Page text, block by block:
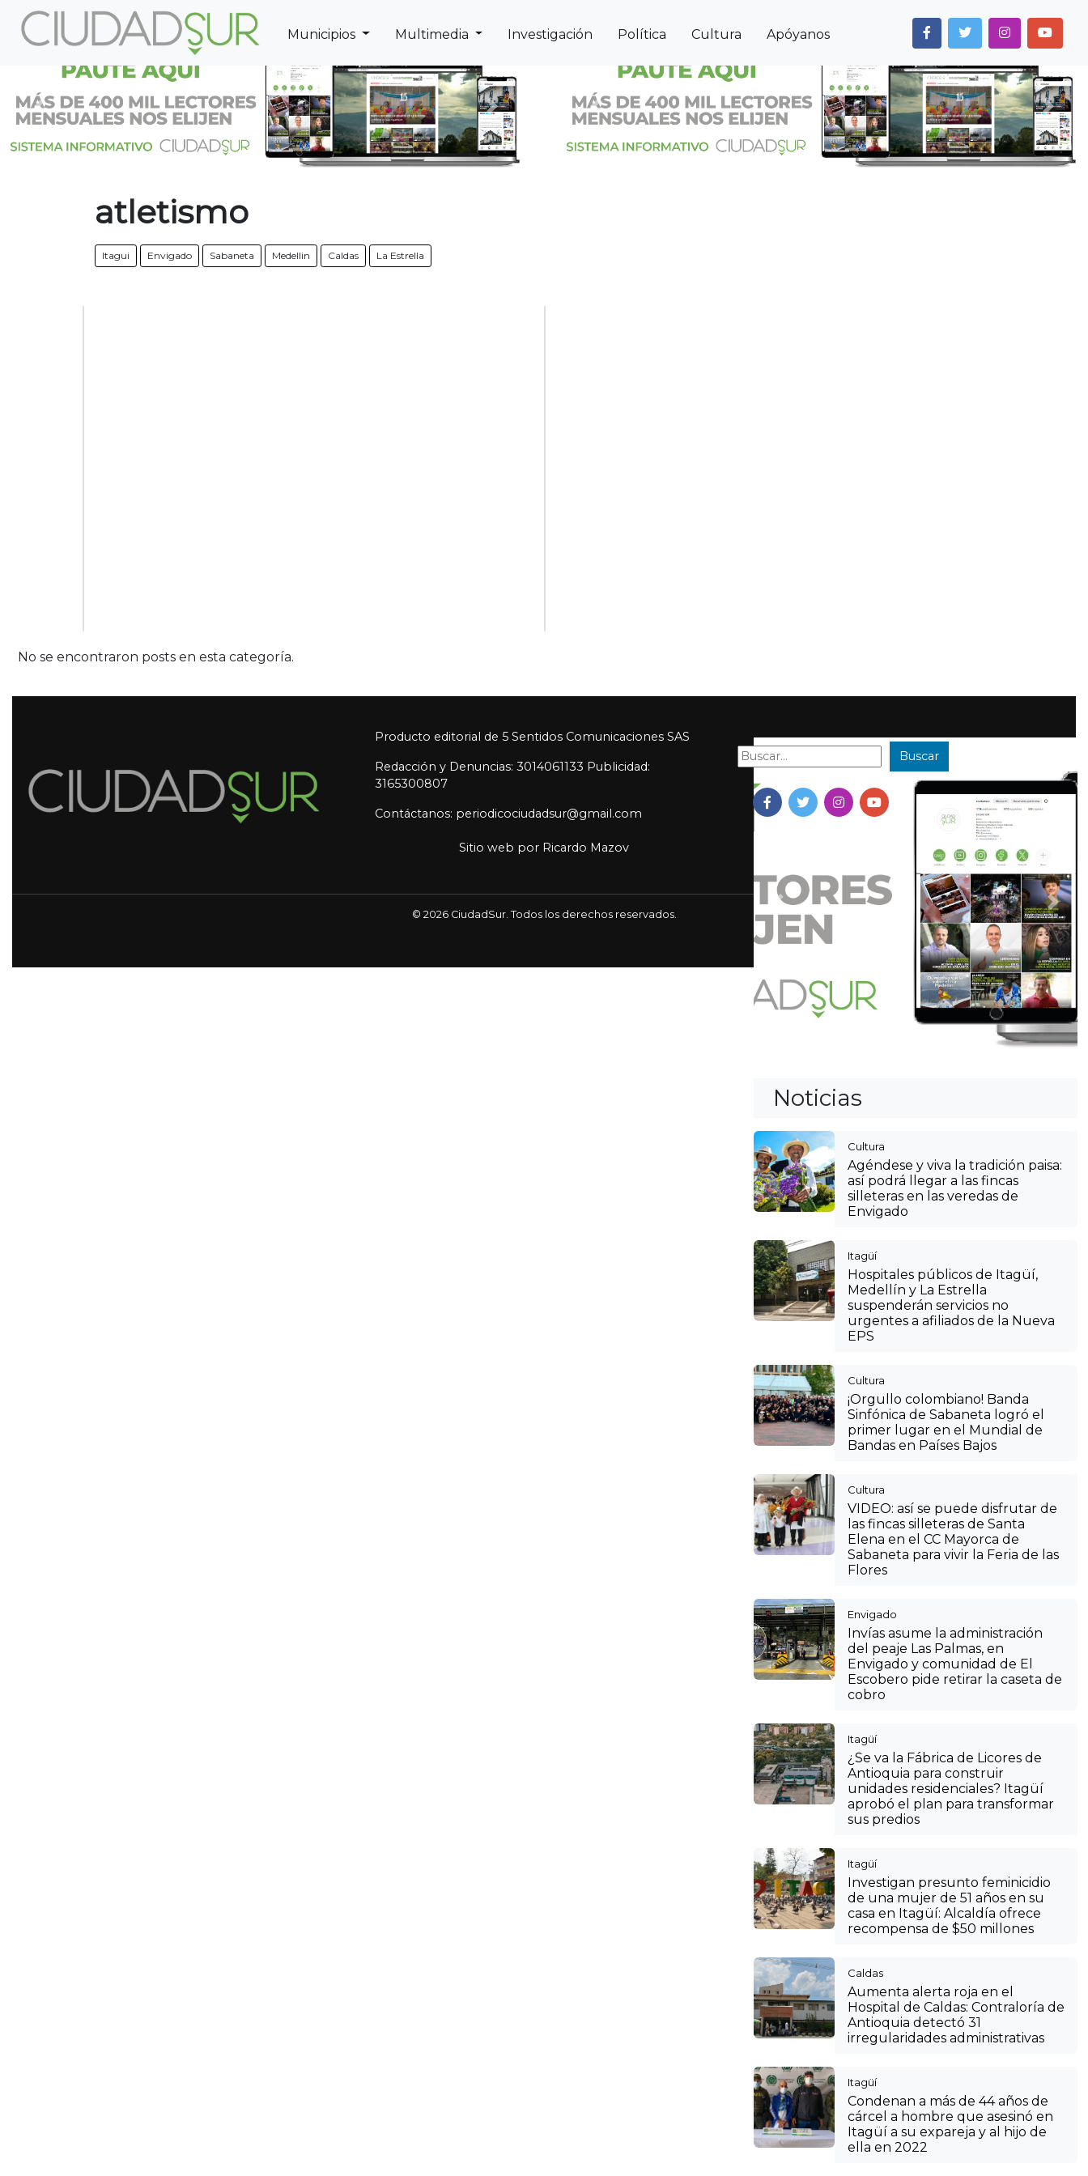
Municipios Multimedia Investigación Política Cultura Apóyanos
Previous Next Previous Next
atletismo
Itagui Envigado Sabaneta Medellin Caldas La Estrella
No se encontraron posts en esta categoría.
Previous Next
Noticias
Cultura
Agéndese y viva la tradición paisa:
así podrá llegar a las fincas
silleteras en las veredas de
Envigado
Itagüí
Hospitales públicos de Itagüí,
Medellín y La Estrella
suspenderán servicios no
urgentes a afiliados de la Nueva
EPS
Cultura
¡Orgullo colombiano! Banda
Sinfónica de Sabaneta logró el
primer lugar en el Mundial de
Bandas en Países Bajos
Cultura
VIDEO: así se puede disfrutar de
las fincas silleteras de Santa
Elena en el CC Mayorca de
Sabaneta para vivir la Feria de las
Flores
Envigado
Invías asume la administración
del peaje Las Palmas, en
Envigado y comunidad de El
Escobero pide retirar la caseta de
cobro
Itagüí
¿Se va la Fábrica de Licores de
Antioquia para construir
unidades residenciales? Itagüí
aprobó el plan para transformar
sus predios
Itagüí
Investigan presunto feminicidio
de una mujer de 51 años en su
casa en Itagüí: Alcaldía ofrece
recompensa de $50 millones
Caldas
Aumenta alerta roja en el
Hospital de Caldas: Contraloría de
Antioquia detectó 31
irregularidades administrativas
Itagüí
Condenan a más de 44 años de
cárcel a hombre que asesinó en
Itagüí a su expareja y al hijo de
ella en 2022
Producto editorial de 5 Sentidos Comunicaciones SAS
Redacción y Denuncias: 3014061133 Publicidad:
3165300807
Contáctanos: periodicociudadsur@gmail.com
Buscar: Buscar
Sitio web por Ricardo Mazov
© 2026 CiudadSur. Todos los derechos reservados.